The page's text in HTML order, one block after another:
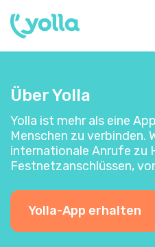
Über Yolla
Yolla ist mehr als eine
Menschen zu verbinden.
internationale Anrufe zu
Festnetzanschlüssen,
Yolla-App erhalten